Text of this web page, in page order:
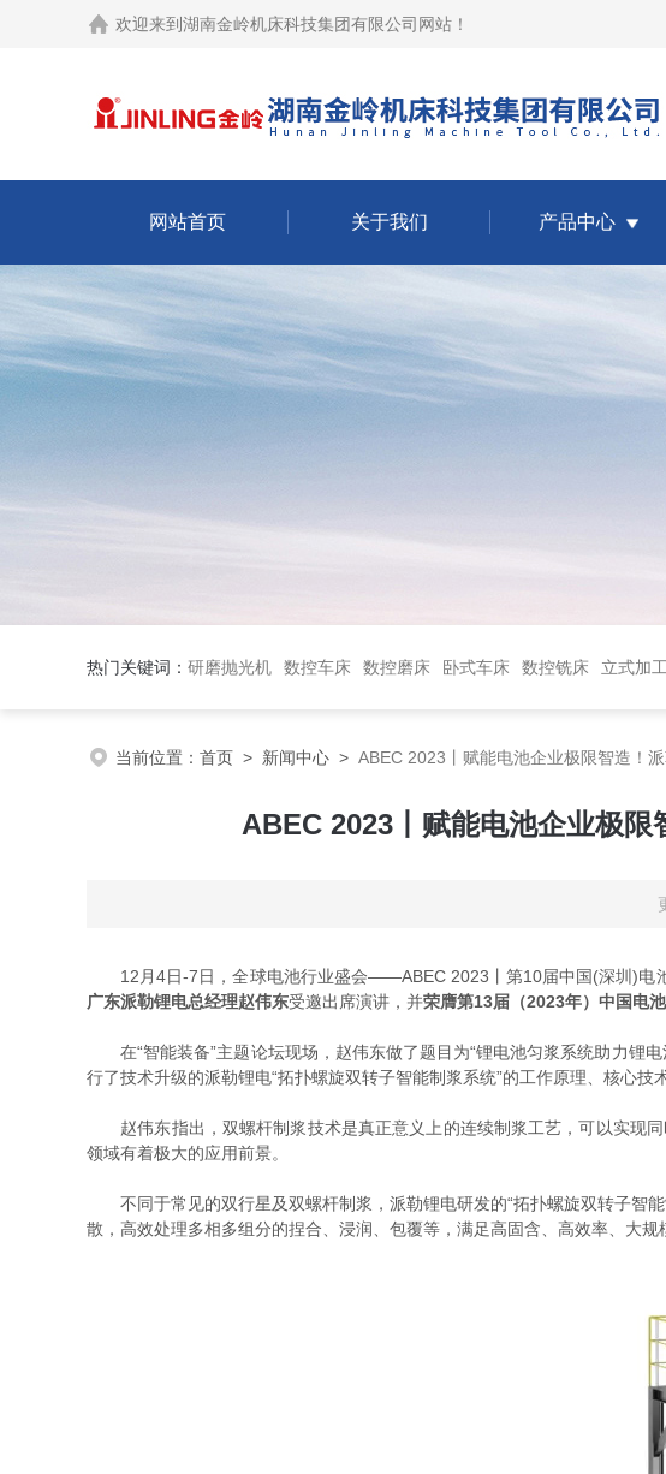
欢迎来到 湖南金岭机床科技集团有限公司网站 ！
网站首页 关于我们 产品中心
热门关键词： 研磨抛光机 数控车床 数控磨床 卧式车床 数控铣床 立式加
当前位置： 首页 > 新闻中心 > ABEC 2023丨赋能电池企业极限智造！
ABEC 2023丨赋能电池企业极限
12月4日-7日，全球电池行业盛会——ABEC 2023丨第10届中国(深圳)电池
广东派勒锂电总经理赵伟东受邀出席演讲，并荣膺第13届（2023年）中国电
在“智能装备”主题论坛现场，赵伟东做了题目为“锂电池匀浆系统助力锂
行了技术升级的派勒锂电“拓扑螺旋双转子智能制浆系统”的工作原理、核心技
赵伟东指出，双螺杆制浆技术是真正意义上的连续制浆工艺，可以实现同
领域有着极大的应用前景。
不同于常见的双行星及双螺杆制浆，派勒锂电研发的“拓扑螺旋双转子智
散，高效处理多相多组分的捏合、浸润、包覆等，满足高固含、高效率、大规